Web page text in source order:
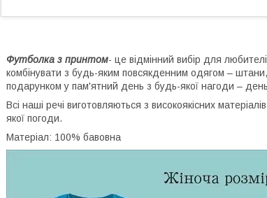
Футболка з принтом- це відмінний вибір для
комбінувати з будь-яким повсякденним одягом –
подарунком у пам'ятний день з будь-якої нагоди –
Всі наші речі виготовляються з високоякісних
якої погоди.
Матеріал: 100% бавовна